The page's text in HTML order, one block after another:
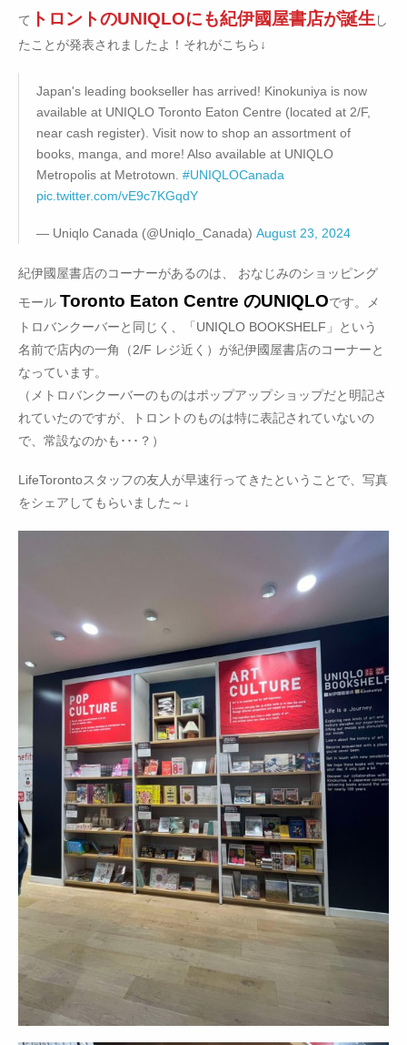
て トロントのUNIQLOにも紀伊國屋書店が誕生 し
たことが発表されましたよ！それがこちら↓
Japan's leading bookseller has arrived! Kinokuniya is now
available at UNIQLO Toronto Eaton Centre (located at 2/F,
near cash register). Visit now to shop an assortment of
books, manga, and more! Also available at UNIQLO
Metropolis at Metrotown. #UNIQLOCanada
pic.twitter.com/vE9c7KGqdY
— Uniqlo Canada (@Uniqlo_Canada) August 23, 2024
紀伊國屋書店のコーナーがあるのは、 おなじみのショッピング
モール Toronto Eaton Centre のUNIQLOです。メ
トロバンクーバーと同じく、「UNIQLO BOOKSHELF」という
名前で店内の一角（2/F レジ近く）が紀伊國屋書店のコーナーと
なっています。
（メトロバンクーバーのものはポップアップショップだと明記さ
れていたのですが、トロントのものは特に表記されていないの
で、常設なのかも･･･？）
LifeTorontoスタッフの友人が早速行ってきたということで、写真
をシェアしてもらいました～↓